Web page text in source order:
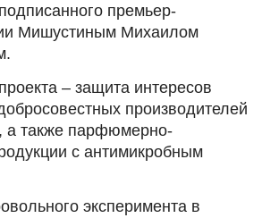
премьер-
Мишустиным Михаилом
– защита интересов
производителей
а также парфюмерно-
с антимикробным
эксперимента в